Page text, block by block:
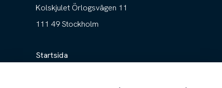
Kolskjulet Örlogsvägen 11
111 49 Stockholm
Startsida